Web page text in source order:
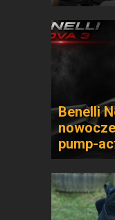
Benelli
pump-